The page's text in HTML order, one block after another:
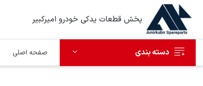
پخش قطعات یدکی خودرو امیرکبیر
دسته بندی صفحه اصلی